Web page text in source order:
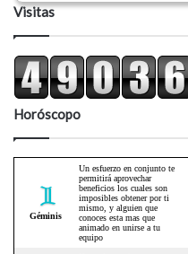
Visitas
Horóscopo